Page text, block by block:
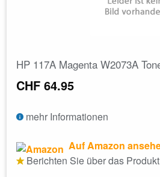
HP 117A Magenta W2073A
CHF 64.95
mehr Informationen
Auf Amazon
Berichten Sie über das Produkt